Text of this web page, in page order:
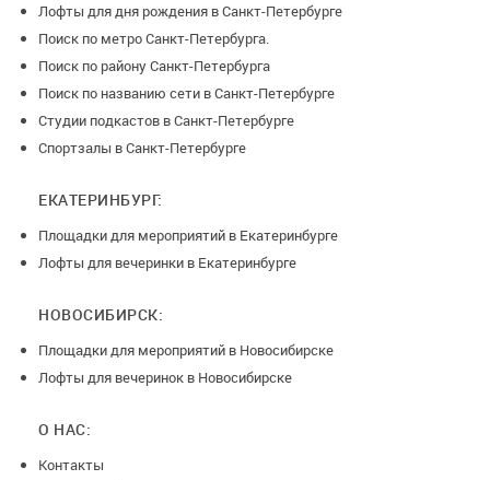
Лофты для дня рождения в Санкт-Петербурге
Поиск по метро Санкт-Петербурга.
Поиск по району Санкт-Петербурга
Поиск по названию сети в Санкт-Петербурге
Студии подкастов в Санкт-Петербурге
Спортзалы в Санкт-Петербурге
ЕКАТЕРИНБУРГ:
Площадки для мероприятий в Екатеринбурге
Лофты для вечеринки в Екатеринбурге
НОВОСИБИРСК:
Площадки для мероприятий в Новосибирске
Лофты для вечеринок в Новосибирске
О НАС:
Контакты